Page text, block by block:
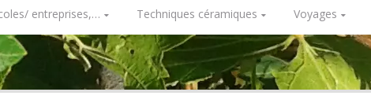
entreprises,… Techniques céramiques Voyages